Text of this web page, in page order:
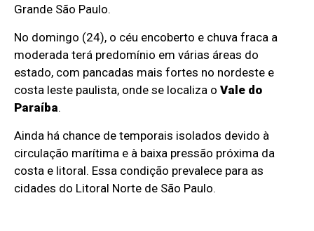
Grande São Paulo.
No domingo (24), o céu encoberto e chuva fraca a
moderada terá predomínio em várias áreas do
estado, com pancadas mais fortes no nordeste e
costa leste paulista, onde se localiza oVale do
Paraíba.
Ainda há chance de temporais isolados devido à
circulação marítima e à baixa pressão próxima da
costa e litoral. Essa condição prevalece para as
cidades do Litoral Norte de São Paulo.